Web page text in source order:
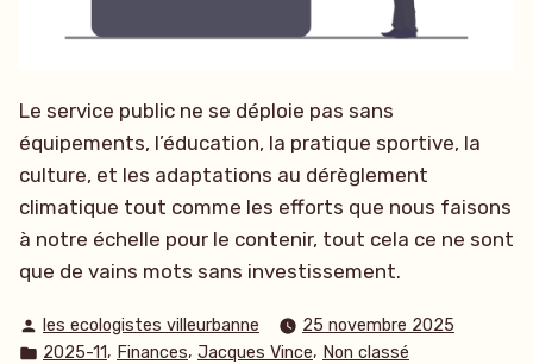
Le service public ne se déploie pas sans
équipements, l’éducation, la pratique sportive, la
culture, et les adaptations au dérèglement
climatique tout comme les efforts que nous faisons
à notre échelle pour le contenir, tout cela ce ne sont
que de vains mots sans investissement.
Publié
par
les ecologistes villeurbanne
25 novembre 2025
Publié
2025-11, Finances, Jacques Vince, Non classé